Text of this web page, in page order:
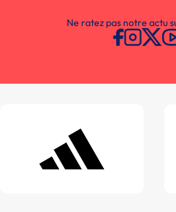
Ne ratez pas notre actu